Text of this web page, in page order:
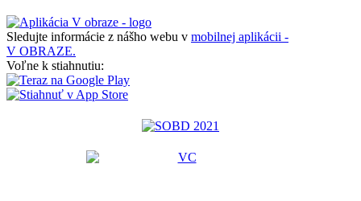
Sledujte informácie z nášho webu v mobilnej aplikácii -
V OBRAZE.
Voľne k stiahnutiu: